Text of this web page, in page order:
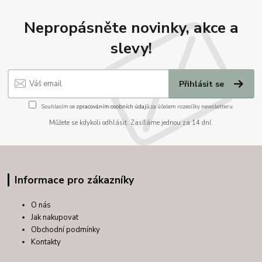
Nepropásněte novinky, akce a
slevy!
Přihlásit se
Souhlasím se zpracováním osobních údajůza účelem rozesílky newsletteru.
Můžete se kdykoli odhlásit. Zasíláme jednou za 14 dní.
Informace pro zákazníky
O nás
Jak nakupovat
Obchodní podmínky
Kontakty